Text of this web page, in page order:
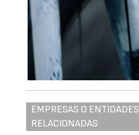
EMPRESAS O ENTIDADES
RELACIONADAS